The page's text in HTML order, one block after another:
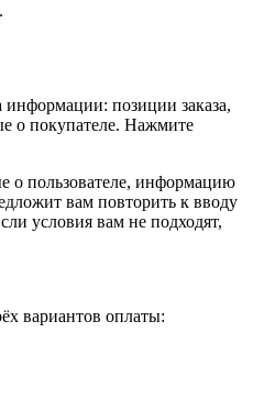
информации: позиции заказа,
о покупателе. Нажмите
о пользователе, информацию
вам повторить к вводу
условия вам не подходят,
вариантов оплаты: